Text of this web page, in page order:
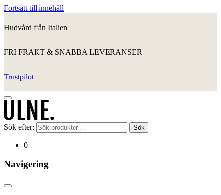
Fortsätt till innehåll
Hudvård från Italien
FRI FRAKT & SNABBA LEVERANSER
Trustpilot
Sök efter: Sök
0
Navigering